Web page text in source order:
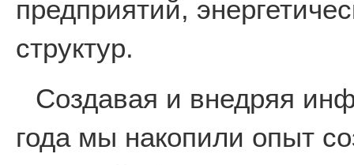
предприятий,
структур.
Создавая и внедряя
года мы накопили опыт